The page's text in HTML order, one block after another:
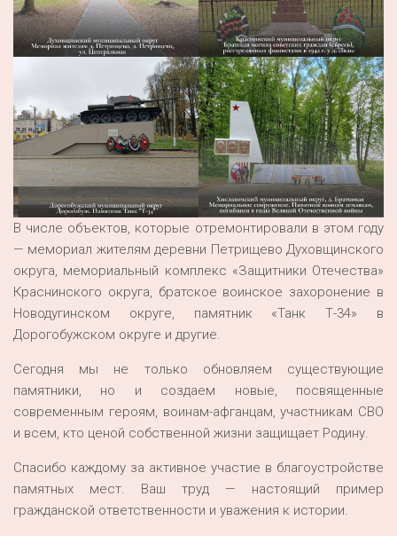
В числе объектов, которые отремонтировали в этом году
— мемориал жителям деревни Петрищево Духовщинского
округа, мемориальный комплекс «Защитники Отечества»
Краснинского округа, братское воинское захоронение в
Новодугинском округе, памятник «Танк Т-34» в
Дорогобужском округе и другие.
Сегодня мы не только обновляем существующие
памятники, но и создаем новые, посвященные
современным героям, воинам-афганцам, участникам СВО
и всем, кто ценой собственной жизни защищает Родину.
Спасибо каждому за активное участие в благоустройстве
памятных мест. Ваш труд — настоящий пример
гражданской ответственности и уважения к истории.